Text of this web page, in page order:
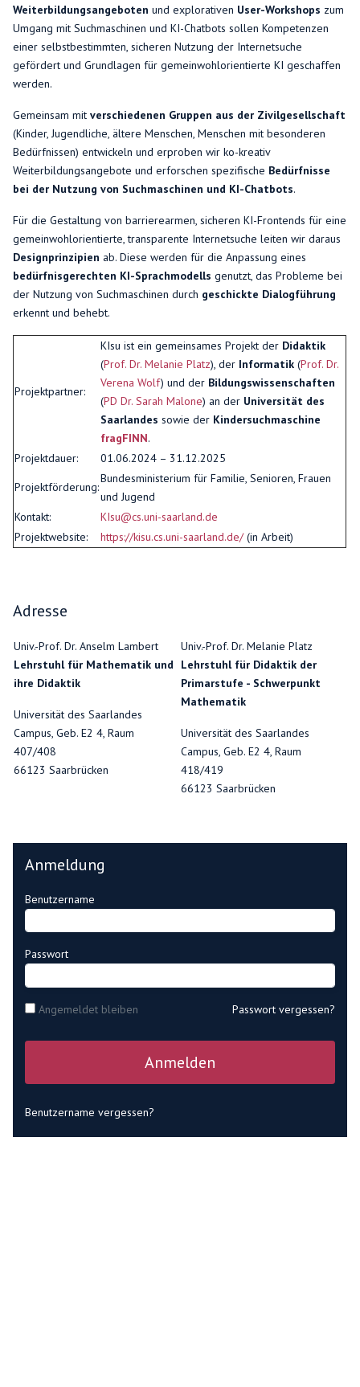
Weiterbildungsangebotenund explorativen User-Workshops zum
Umgang mit Suchmaschinen und KI-Chatbots sollen Kompetenzen
einer selbstbestimmten, sicheren Nutzung der Internetsuche
gefördert und Grundlagen für gemeinwohlorientierte KI geschaffen
werden.
Gemeinsam mitverschiedenen Gruppen aus der Zivilgesellschaft
(Kinder, Jugendliche, ältere Menschen, Menschen mit besonderen
Bedürfnissen) entwickeln und erproben wir ko-kreativ
Weiterbildungsangebote und erforschen spezifische Bedürfnisse
bei der Nutzung von Suchmaschinen und KI-Chatbots.
Für die Gestaltung von barrierearmen, sicheren KI-Frontends für eine
gemeinwohlorientierte, transparente Internetsuche leiten wir daraus
Designprinzipien ab. Diese werden für die Anpassung eines
bedürfnisgerechten KI-Sprachmodells genutzt, das Probleme bei
der Nutzung von Suchmaschinen durch geschickte Dialogführung
erkennt und behebt.
Projektpartner:
KIsu ist ein gemeinsames Projekt der Didaktik
(Prof. Dr. Melanie Platz), der Informatik (Prof. Dr.
Verena Wolf) und der Bildungswissenschaften
(PD Dr. Sarah Malone) an der Universität des
Saarlandes sowie der Kindersuchmaschine
fragFINN.
Projektdauer:
01.06.2024 – 31.12.2025
Projektförderung:
Bundesministerium für Familie, Senioren, Frauen
und Jugend
Kontakt:
KIsu@cs.uni-saarland.de
Projektwebsite:
https://kisu.cs.uni-saarland.de/(in Arbeit)
Adresse
Univ.-Prof. Dr. Anselm Lambert
Lehrstuhl für Mathematik und
ihre Didaktik
Universität des Saarlandes
Campus, Geb. E2 4, Raum
407/408
66123 Saarbrücken
Univ.-Prof. Dr. Melanie Platz
Lehrstuhl für Didaktik der
Primarstufe - Schwerpunkt
Mathematik
Universität des Saarlandes
Campus, Geb. E2 4, Raum
418/419
66123 Saarbrücken
Anmeldung
Benutzername
Passwort
Angemeldet bleiben Passwort vergessen?
Anmelden
Benutzername vergessen?